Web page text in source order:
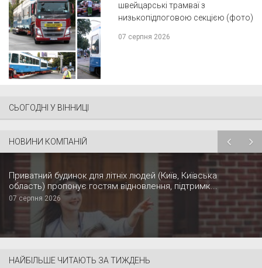
швейцарські трамваї з
низькопідлоговою секцією (фото)
07 серпня 2026
СЬОГОДНІ У ВІННИЦІ
НОВИНИ КОМПАНІЙ
Приватний будинок для літніх людей (Київ, Київська
область) пропонує гостям відновлення, підтримк...
07 серпня 2026
НАЙБІЛЬШЕ ЧИТАЮТЬ ЗА ТИЖДЕНЬ